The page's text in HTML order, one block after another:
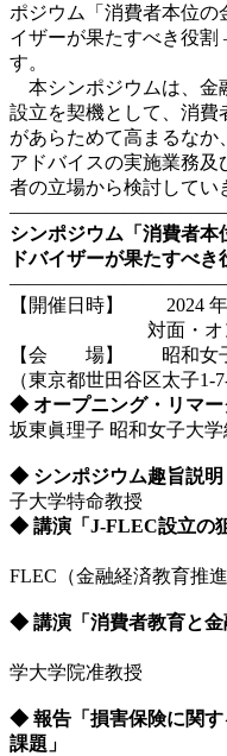
ポジウム「消費者本位
イザーが果たすべき役
す。
本シンポジウムは、金
設立を契機として、消費
があらためて高まるなか
アドバイスの実施業務
者の立場から検討してい
シンポジウム「消費者
ドバイザーが果たすべ
【開催日時】 2024 年
対面・オンライ
【会 場】 昭和女子
（東京都世田谷区太子1-7-
◆ オープニング
坂東眞理子 昭和女子大
◆ シンポジウ
子大学特命教授
◆ 講演「J-FLEC設立の
安
FLEC（金融経済教育推
◆ 講演「消費者教育と金
柿野
学大学院准教授
◆ 報告「損害保険に関す
課題」